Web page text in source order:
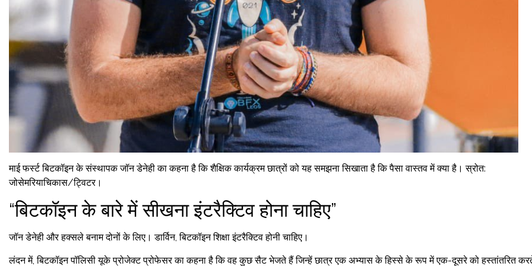
माई फर्स्ट बिटकॉइन के संस्थापक जॉन डेनेही का कहना है कि शैक्षिक कार्यक्रम छात्रों को यह समझना सिखाता है कि पैसा वास्तव में क्या है। स्रोत:
जोसेमरियाचिकास/ट्विटर।
“बिटकॉइन के बारे में सीखना इंटरैक्टिव होना चाहिए”
जॉन डेनेही और हक्सले बनाम दोनों के लिए। डार्विन, बिटकॉइन शिक्षा इंटरैक्टिव होनी चाहिए।
लंदन में, बिटकॉइन पॉलिसी यूके प्रोजेक्ट प्रोफेसर का कहना है कि वह कुछ सैट भेजते हैं जिन्हें छात्र एक अभ्यास के हिस्से के रूप में एक-दूसरे को हस्तांतरित